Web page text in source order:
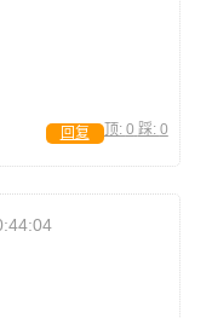
顶: 0 踩: 0
回复